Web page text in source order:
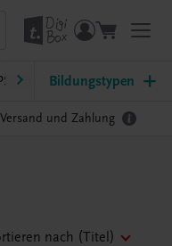
FSB HLT/Kolleg
Bildungstypen
Versand und Zahlung
nach (Titel)